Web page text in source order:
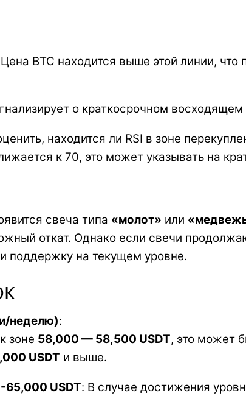
BTC находится выше этой линии,
о краткосрочном восходящем
находится ли RSI в зоне
к 70, это может указывать на
свеча типа «молот» или
откат. Однако если свечи
поддержку на текущем уровне.
неделю):
зоне 58,000 — 58,500 USDT, это может
USDT и выше.
USDT: В случае достижения